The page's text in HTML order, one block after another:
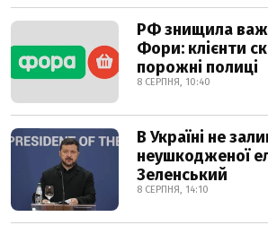
РФ знищила
Фори: клієнти
порожні полиці
8 СЕРПНЯ, 10:40
В Україні не
неушкодженої
Зеленський
8 СЕРПНЯ, 14:10